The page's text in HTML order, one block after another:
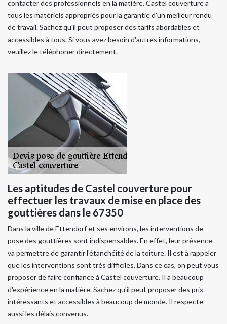
contacter des professionnels en la matière. Castel couverture a
tous les matériels appropriés pour la garantie d'un meilleur rendu
de travail. Sachez qu'il peut proposer des tarifs abordables et
accessibles à tous. Si vous avez besoin d'autres informations,
veuillez le téléphoner directement.
Les aptitudes de Castel couverture pour
effectuer les travaux de mise en place des
gouttières dans le 67350
Dans la ville de Ettendorf et ses environs, les interventions de
pose des gouttières sont indispensables. En effet, leur présence
va permettre de garantir l'étanchéité de la toiture. Il est à rappeler
que les interventions sont très difficiles. Dans ce cas, on peut vous
proposer de faire confiance à Castel couverture. Il a beaucoup
d'expérience en la matière. Sachez qu'il peut proposer des prix
intéressants et accessibles à beaucoup de monde. Il respecte
aussi les délais convenus.